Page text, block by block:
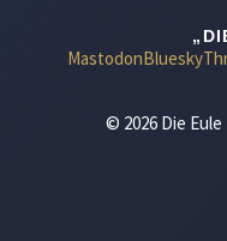
MastodonBluesky
© 2026 Die Eule